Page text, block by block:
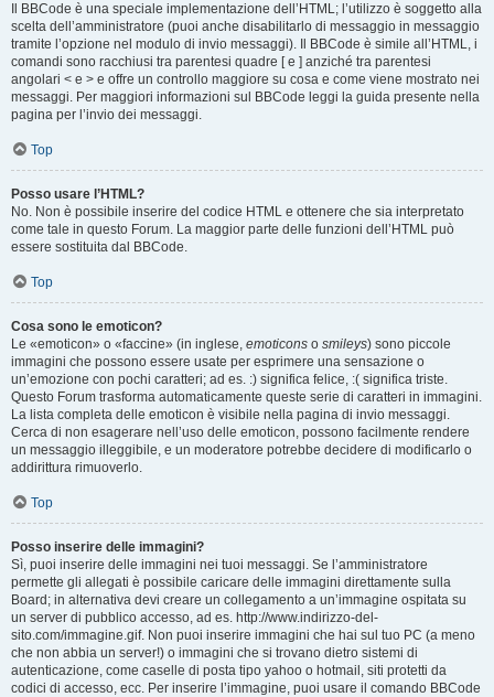
Il BBCode è una speciale implementazione dell’HTML; l’utilizzo è soggetto alla
scelta dell’amministratore (puoi anche disabilitarlo di messaggio in messaggio
tramite l’opzione nel modulo di invio messaggi). Il BBCode è simile all’HTML, i
comandi sono racchiusi tra parentesi quadre [ e ] anziché tra parentesi
angolari < e > e offre un controllo maggiore su cosa e come viene mostrato nei
messaggi. Per maggiori informazioni sul BBCode leggi la guida presente nella
pagina per l’invio dei messaggi.
Top
Posso usare l’HTML?
No. Non è possibile inserire del codice HTML e ottenere che sia interpretato
come tale in questo Forum. La maggior parte delle funzioni dell’HTML può
essere sostituita dal BBCode.
Top
Cosa sono le emoticon?
Le «emoticon» o «faccine» (in inglese, emoticons o smileys) sono piccole
immagini che possono essere usate per esprimere una sensazione o
un’emozione con pochi caratteri; ad es. :) significa felice, :( significa triste.
Questo Forum trasforma automaticamente queste serie di caratteri in immagini.
La lista completa delle emoticon è visibile nella pagina di invio messaggi.
Cerca di non esagerare nell’uso delle emoticon, possono facilmente rendere
un messaggio illeggibile, e un moderatore potrebbe decidere di modificarlo o
addirittura rimuoverlo.
Top
Posso inserire delle immagini?
Sì, puoi inserire delle immagini nei tuoi messaggi. Se l’amministratore
permette gli allegati è possibile caricare delle immagini direttamente sulla
Board; in alternativa devi creare un collegamento a un’immagine ospitata su
un server di pubblico accesso, ad es. http://www.indirizzo-del-
sito.com/immagine.gif. Non puoi inserire immagini che hai sul tuo PC (a meno
che non abbia un server!) o immagini che si trovano dietro sistemi di
autenticazione, come caselle di posta tipo yahoo o hotmail, siti protetti da
codici di accesso, ecc. Per inserire l’immagine, puoi usare il comando BBCode